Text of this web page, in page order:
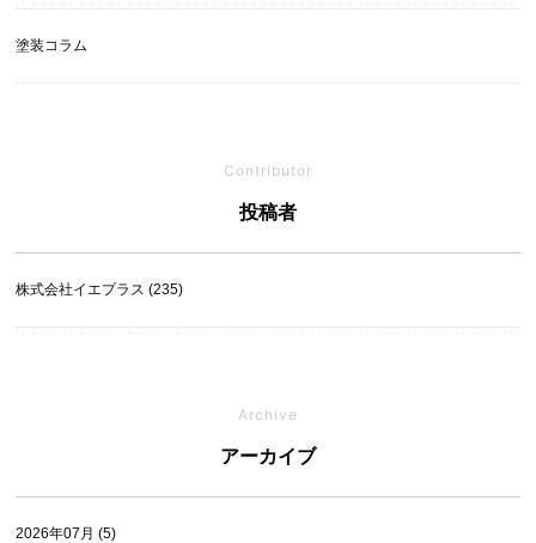
塗装コラム
Contributor
投稿者
株式会社イエプラス (235)
Archive
アーカイブ
2026年07月 (5)